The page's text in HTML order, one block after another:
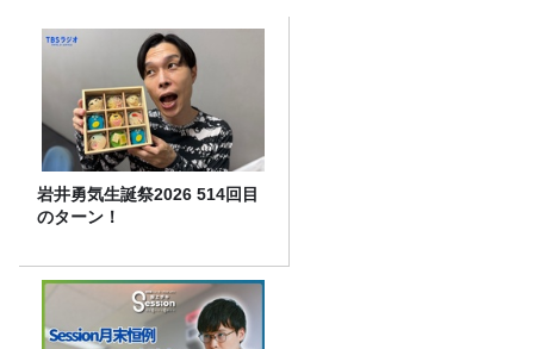
岩井勇気生誕祭2026 514回目
のターン！